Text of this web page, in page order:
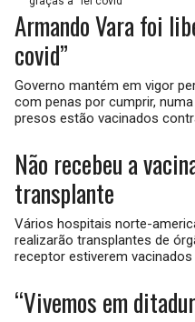
Armando Vara foi
covid”
Governo mantém em vigor
com penas por cumprir,
presos estão vacinados
Não recebeu a
transplante
Vários hospitais norte-
realizarão transplantes de
receptor estiverem
“Vivemos em